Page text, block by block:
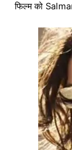
फिल्म को